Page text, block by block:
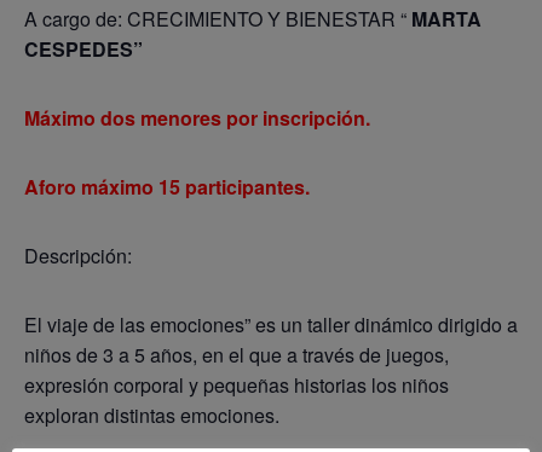
A cargo de: CRECIMIENTO Y BIENESTAR “ MARTA
CESPEDES”
Máximo dos menores por inscripción.
Aforo máximo 15 participantes.
Descripción:
El viaje de las emociones” es un taller dinámico dirigido a
niños de 3 a 5 años, en el que a través de juegos,
expresión corporal y pequeñas historias los niños
exploran distintas emociones.